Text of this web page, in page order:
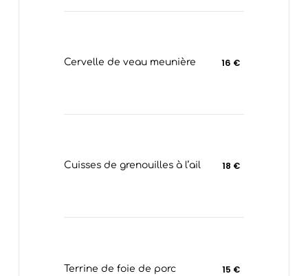
Cervelle de veau meunière 16 €
Cuisses de grenouilles à l’ail 18 €
Terrine de foie de porc 15 €